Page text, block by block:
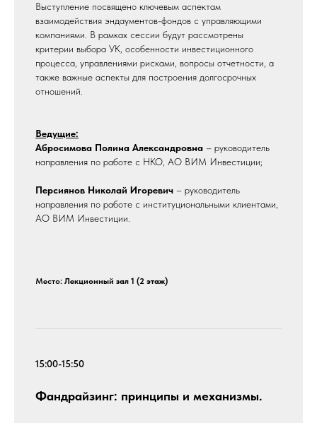
Выступление посвящено ключевым аспектам
взаимодействия эндаументов-фондов с управляющими
компаниями. В рамках сессии будут рассмотрены
критерии выбора УК, особенности инвестиционного
процесса, управлениями рисками, вопросы отчетности, а
также важные аспекты для построения долгосрочных
отношений.
Ведущие:
Абросимова Полина Александровна – руководитель
направления по работе с НКО, АО ВИМ Инвестиции;
Персиянов Николай Игоревич – руководитель
направления по работе с институциональными клиентами,
АО ВИМ Инвестиции.
Место: Лекционный зал 1 (2 этаж)
15:00-15:50
Фандрайзинг: принципы и механизмы.